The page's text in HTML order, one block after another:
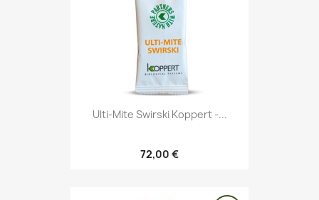
Ulti-Mite Swirski Koppert -...
72,00 €